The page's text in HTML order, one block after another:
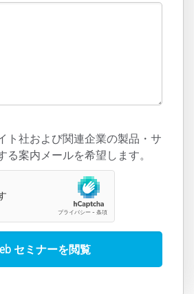
ト社および関連企業の製品・サ
る案内メールを希望します。